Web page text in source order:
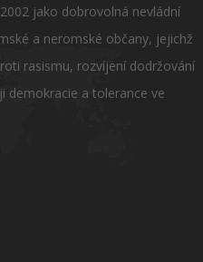
jako dobrovolná nevládní
a neromské občany, jejichž
rasismu, rozvíjení dodržování
demokracie a tolerance ve